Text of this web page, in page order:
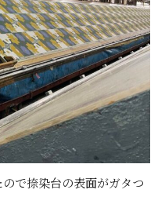
で捺染台の表面がガタつ